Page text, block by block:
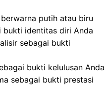
putih atau biru
bukti identitas diri Anda
sebagai bukti
bukti kelulusan Anda
sebagai bukti prestasi